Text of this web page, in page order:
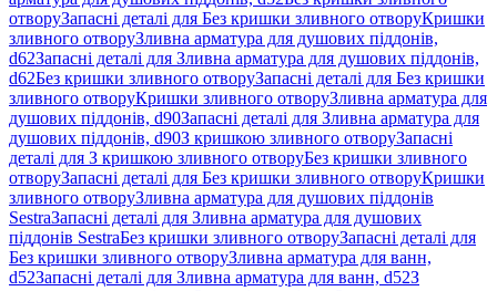
отворуЗапасні деталі для Без кришки зливного отворуКришки
зливного отворуЗливна арматура для душових піддонів,
d62Запасні деталі для Зливна арматура для душових піддонів,
d62Без кришки зливного отворуЗапасні деталі для Без кришки
зливного отворуКришки зливного отворуЗливна арматура для
душових піддонів, d90Запасні деталі для Зливна арматура для
душових піддонів, d90З кришкою зливного отворуЗапасні
деталі для З кришкою зливного отворуБез кришки зливного
отворуЗапасні деталі для Без кришки зливного отворуКришки
зливного отворуЗливна арматура для душових піддонів
SestraЗапасні деталі для Зливна арматура для душових
піддонів SestraБез кришки зливного отворуЗапасні деталі для
Без кришки зливного отворуЗливна арматура для ванн,
d52Запасні деталі для Зливна арматура для ванн, d52З